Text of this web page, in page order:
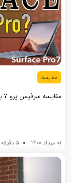
مقایسه
مقایسه سرفیس پرو 7 با سرفیس گو 2
01 مرداد 1400 5 دقیقه زمان برای مطالعه